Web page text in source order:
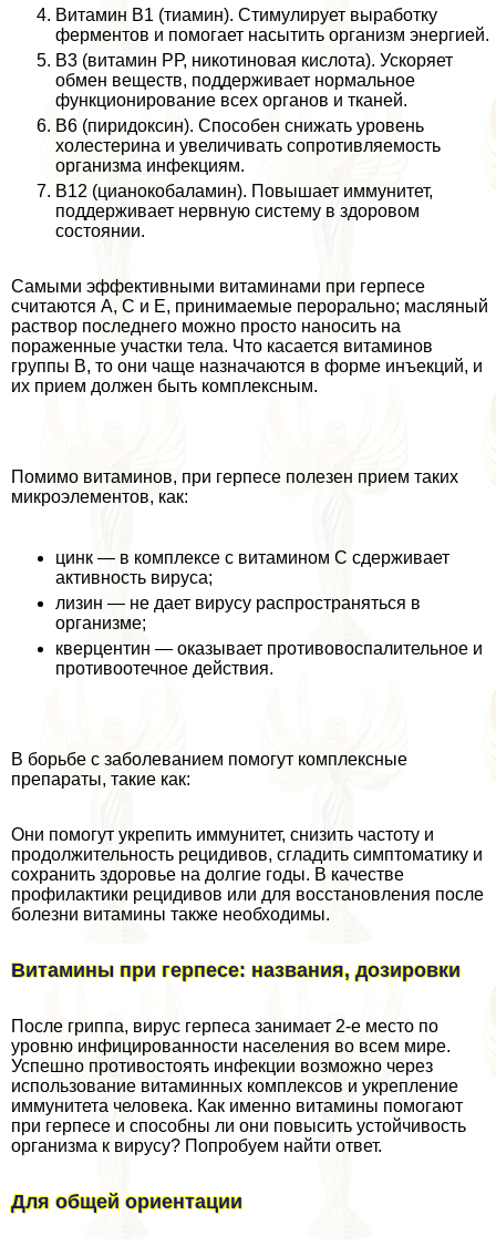
Витамин В1 (тиамин). Стимулирует выработку
ферментов и помогает насытить организм энергией.
В3 (витамин РР, никотиновая кислота). Ускоряет
обмен веществ, поддерживает нормальное
функционирование всех органов и тканей.
В6 (пиридоксин). Способен снижать уровень
холестерина и увеличивать сопротивляемость
организма инфекциям.
В12 (цианокобаламин). Повышает иммунитет,
поддерживает нервную систему в здоровом
состоянии.
Самыми эффективными витаминами при гepпeсе
считаются А, С и Е, принимаемые перopaльно; масляный
раствор последнего можно просто наносить на
пораженные участки тела. Что касается витаминов
группы В, то они чаще назначаются в форме инъекций, и
их прием должен быть комплексным.
Помимо витаминов, при гepпeсе полезен прием таких
микроэлементов, как:
цинк — в комплексе с витамином С сдерживает
активность вируса;
лизин — не дает вирусу распространяться в
организме;
кверцентин — оказывает противовоспалительное и
противоотечное действия.
В борьбе с заболеванием помогут комплексные
препараты, такие как:
Они помогут укрепить иммунитет, снизить частоту и
продолжительность рецидивов, сгладить симптоматику и
сохранить здоровье на долгие годы. В качестве
профилактики рецидивов или для восстановления после
болезни витамины также необходимы.
Витамины при гepпeсе: названия, дозировки
После гриппа, вирус гepпeса занимает 2-е место по
уровню инфицированности населения во всем мире.
Успешно противостоять инфекции возможно через
использование витаминных комплексов и укрепление
иммунитета человека. Как именно витамины помогают
при гepпeсе и способны ли они повысить устойчивость
организма к вирусу? Попробуем найти ответ.
Для общей ориентации